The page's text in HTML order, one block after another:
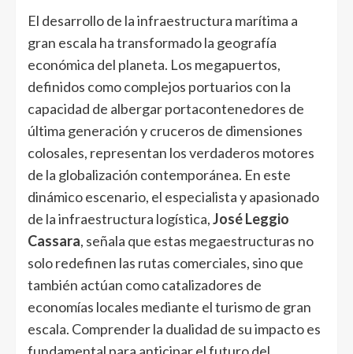
El desarrollo de la infraestructura marítima a
gran escala ha transformado la geografía
económica del planeta. Los megapuertos,
definidos como complejos portuarios con la
capacidad de albergar portacontenedores de
última generación y cruceros de dimensiones
colosales, representan los verdaderos motores
de la globalización contemporánea. En este
dinámico escenario, el especialista y apasionado
de la infraestructura logística,José Leggio
Cassara, señala que estas megaestructuras no
solo redefinen las rutas comerciales, sino que
también actúan como catalizadores de
economías locales mediante el turismo de gran
escala. Comprender la dualidad de su impacto es
fundamental para anticipar el futuro del